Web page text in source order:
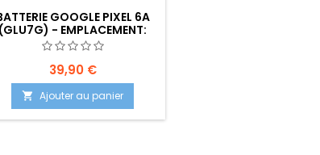
GOOGLE PIXEL 6A
(GLU7G) - EMPLACEMENT:
39,90 €
 Ajouter au panier